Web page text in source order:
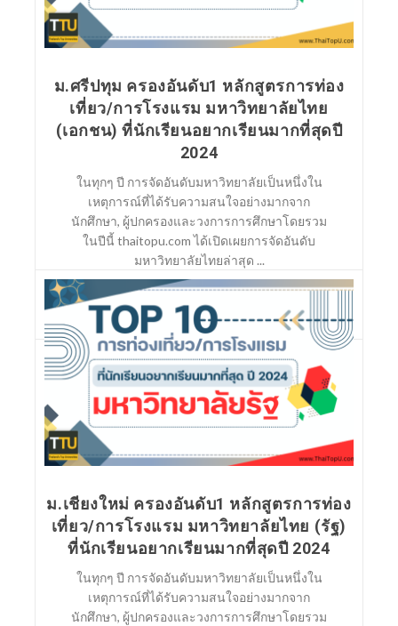
ม.ศรีปทุม ครองอันดับ1 หลักสูตรการท่อง
เที่ยว/การโรงแรม มหาวิทยาลัยไทย
(เอกชน) ที่นักเรียนอยากเรียนมากที่สุดปี
2024
ในทุกๆ ปี การจัดอันดับมหาวิทยาลัยเป็นหนึ่งใน
เหตุการณ์ที่ได้รับความสนใจอย่างมากจาก
นักศึกษา, ผู้ปกครองและวงการการศึกษาโดยรวม
ในปีนี้ thaitopu.com ได้เปิดเผยการจัดอันดับ
มหาวิทยาลัยไทยล่าสุด ...
อ่านต่อ
ม.เชียงใหม่ ครองอันดับ1 หลักสูตรการท่อง
เที่ยว/การโรงแรม มหาวิทยาลัยไทย (รัฐ)
ที่นักเรียนอยากเรียนมากที่สุดปี 2024
ในทุกๆ ปี การจัดอันดับมหาวิทยาลัยเป็นหนึ่งใน
เหตุการณ์ที่ได้รับความสนใจอย่างมากจาก
นักศึกษา, ผู้ปกครองและวงการการศึกษาโดยรวม